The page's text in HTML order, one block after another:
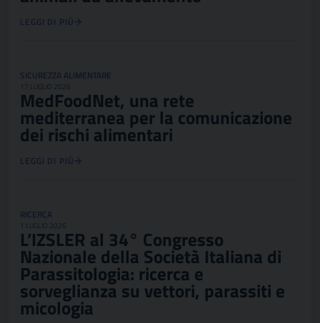
LEGGI DI PIÙ
SICUREZZA ALIMENTARE
17 LUGLIO 2026
MedFoodNet, una rete
mediterranea per la comunicazione
dei rischi alimentari
LEGGI DI PIÙ
RICERCA
1 LUGLIO 2026
L’IZSLER al 34° Congresso
Nazionale della Società Italiana di
Parassitologia: ricerca e
sorveglianza su vettori, parassiti e
micologia